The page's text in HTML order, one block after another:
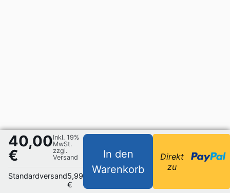
40,00
€
Inkl. 19%
MwSt.
zzgl.
Versand
Standardversand5,99
€
In den
Warenkorb
Direkt
zu